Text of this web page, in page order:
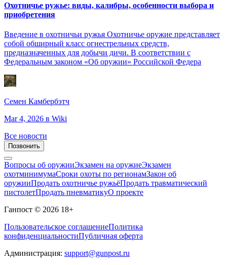
Охотничье ружье: виды, калибры, особенности выбора и
приобретения
Введение в охотничьи ружья Охотничье оружие представляет
собой обширный класс огнестрельных средств,
предназначенных для добычи дичи. В соответствии с
Федеральным законом «Об оружии» Российской Федера
Семен Камбербэтч
Mar 4, 2026 в Wiki
Все новости
Позвонить
Вопросы об оружииЭкзамен на оружиеЭкзамен
охотминимумаСроки охоты по регионамЗакон об
оружииПродать охотничье ружьёПродать травматический
пистолетПродать пневматикуО проекте
Ганпост © 2026 18+
Пользовательское соглашениеПолитика
конфиденциальностиПубличная оферта
Администрация: support@gunpost.ru